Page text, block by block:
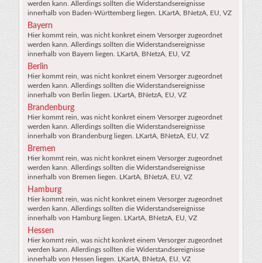
werden kann. Allerdings sollten die Widerstandsereignisse
innerhalb von Baden-Württemberg liegen. LKartA, BNetzA, EU, VZ
Bayern
Hier kommt rein, was nicht konkret einem Versorger zugeordnet
werden kann. Allerdings sollten die Widerstandsereignisse
innerhalb von Bayern liegen. LKartA, BNetzA, EU, VZ
Berlin
Hier kommt rein, was nicht konkret einem Versorger zugeordnet
werden kann. Allerdings sollten die Widerstandsereignisse
innerhalb von Berlin liegen. LKartA, BNetzA, EU, VZ
Brandenburg
Hier kommt rein, was nicht konkret einem Versorger zugeordnet
werden kann. Allerdings sollten die Widerstandsereignisse
innerhalb von Brandenburg liegen. LKartA, BNetzA, EU, VZ
Bremen
Hier kommt rein, was nicht konkret einem Versorger zugeordnet
werden kann. Allerdings sollten die Widerstandsereignisse
innerhalb von Bremen liegen. LKartA, BNetzA, EU, VZ
Hamburg
Hier kommt rein, was nicht konkret einem Versorger zugeordnet
werden kann. Allerdings sollten die Widerstandsereignisse
innerhalb von Hamburg liegen. LKartA, BNetzA, EU, VZ
Hessen
Hier kommt rein, was nicht konkret einem Versorger zugeordnet
werden kann. Allerdings sollten die Widerstandsereignisse
innerhalb von Hessen liegen. LKartA, BNetzA, EU, VZ